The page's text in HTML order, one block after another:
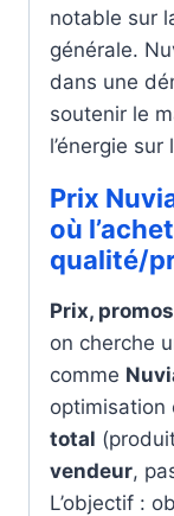
notable sur
générale.
dans une
soutenir le
l’énergie sur
Prix
où
qualité/
Prix,
on cherche
comme
optimisation
total
vendeur,
L’objectif :